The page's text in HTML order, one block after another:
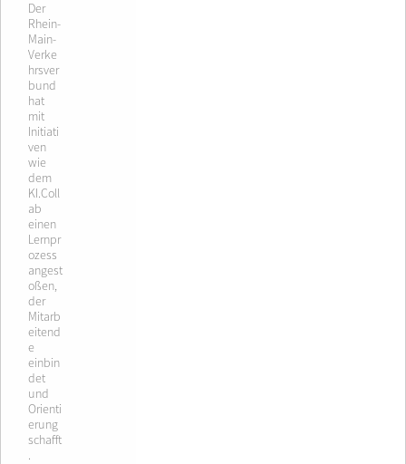
Der
Rhein-
Main-
Verke
hrsver
bund
hat
mit
Initiati
ven
wie
dem
KI.Coll
ab
einen
Lernpr
ozess
angest
oßen,
der
Mitarb
eitend
e
einbin
det
und
Orienti
erung
schafft
.